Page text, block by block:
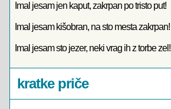
Imal jesam jen kaput, zakrpan po tristo put!
Imal jesam kišobran, na sto mesta zakrpan!
Imal jesam sto jezer, neki vrag ih z torbe zel!
kratke priče